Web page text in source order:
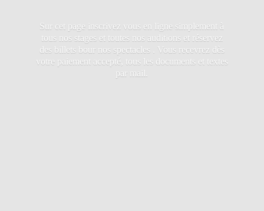
Sur cet page inscrivez vous en ligne simplement à
tous nos stages et toutes nos auditions et réservez
des billets bour nos spectacles . Vous recevrez dès
votre paiement accepté, tous les documents et textes
par mail.